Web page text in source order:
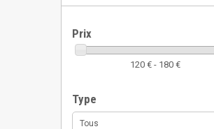
Prix
120 € - 180 €
Type
Tous